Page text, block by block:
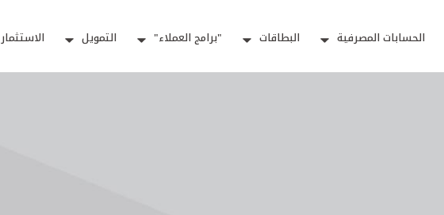
الحسابات المصرفية البطاقات "برامج العملاء" التمويل الاستثمار